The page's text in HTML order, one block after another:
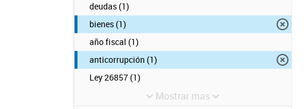
deudas (1)
bienes (1)
año fiscal (1)
anticorrupción (1)
Ley 26857 (1)
Mostrar mas